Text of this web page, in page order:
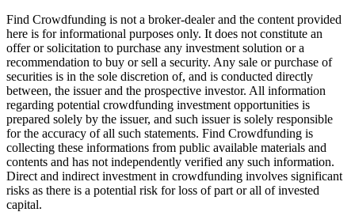
Find Crowdfunding is not a broker-dealer and the content provided
here is for informational purposes only. It does not constitute an
offer or solicitation to purchase any investment solution or a
recommendation to buy or sell a security. Any sale or purchase of
securities is in the sole discretion of, and is conducted directly
between, the issuer and the prospective investor. All information
regarding potential crowdfunding investment opportunities is
prepared solely by the issuer, and such issuer is solely responsible
for the accuracy of all such statements. Find Crowdfunding is
collecting these informations from public available materials and
contents and has not independently verified any such information.
Direct and indirect investment in crowdfunding involves significant
risks as there is a potential risk for loss of part or all of invested
capital.